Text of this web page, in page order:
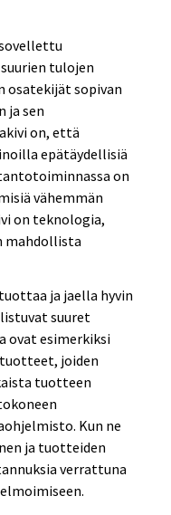
tulojen
osatekijät sopivan
ja sen
on, että
epätäydellisiä
on
vähemmän
on teknologia,
mahdollista
ja jaella hyvin
suuret
ovat esimerkiksi
joiden
tuotteen
Kun ne
ja tuotteiden
verrattuna